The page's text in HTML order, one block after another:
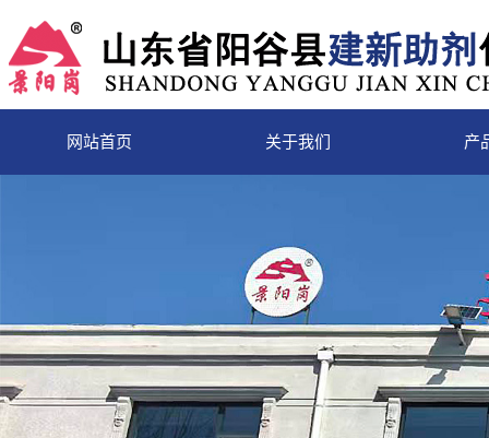
网站首页 关于我们 产